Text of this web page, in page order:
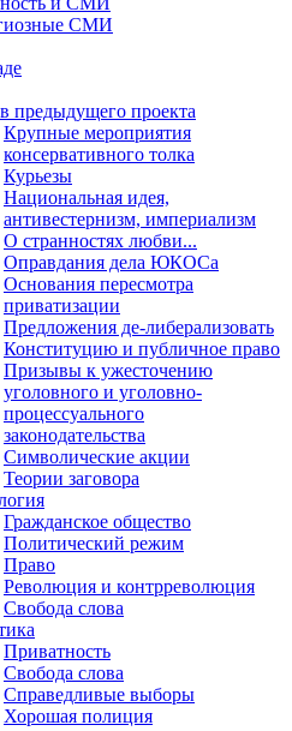
СМИ
предыдущего проекта
Крупные мероприятия
консервативного толка
Курьезы
Национальная идея,
антивестернизм, империализм
О странностях любви...
Оправдания дела ЮКОСа
Основания пересмотра
приватизации
Предложения де-либерализовать
Конституцию и публичное право
Призывы к ужесточению
уголовного и уголовно-
процессуального
законодательства
Символические акции
Теории заговора
Гражданское общество
Политический режим
Право
Революция и контрреволюция
Свобода слова
Приватность
Свобода слова
Справедливые выборы
Хорошая полиция